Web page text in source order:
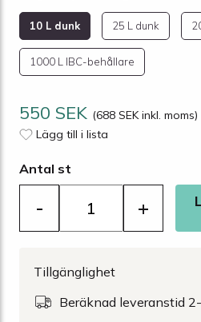
10 L dunk 25 L dunk
1000 L IBC-behållare
550 SEK (688 SEK inkl. moms)
Lägg till i lista
Antal st
- +
Tillgänglighet
Beräknad leveranstid